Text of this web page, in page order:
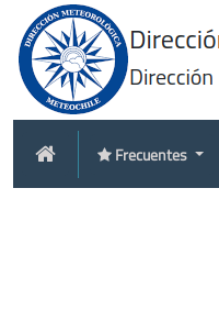
Frecuentes